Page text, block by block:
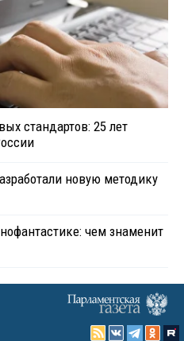
стандартов: 25 лет
новую методику
чем знаменит